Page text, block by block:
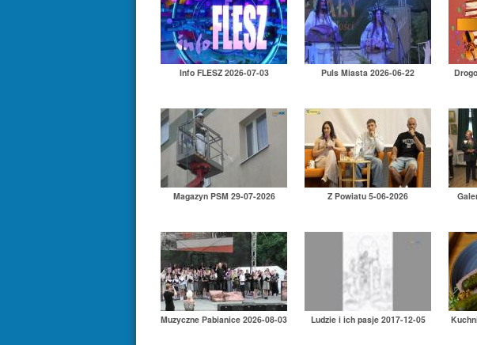
Info FLESZ 2026-07-03 Puls Miasta 2026-06-22
Magazyn PSM 29-07-2026 Z Powiatu 5-06-2026
Muzyczne Pabianice 2026-08-03 Ludzie i ich pasje 2017-12-05